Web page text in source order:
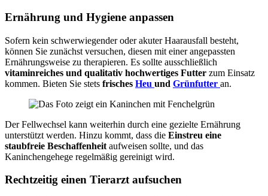
Ernährung und Hygiene anpassen
Sofern kein schwerwiegender oder akuter Haarausfall besteht,
können Sie zunächst versuchen, diesen mit einer angepassten
Ernährungsweise zu therapieren. Es sollte ausschließlich
vitaminreiches und qualitativ hochwertiges Futter zum Einsatz
kommen. Bieten Sie stets frisches Heu und Grünfutter an.
Der Fellwechsel kann weiterhin durch eine gezielte Ernährung
unterstützt werden. Hinzu kommt, dass die Einstreu eine
staubfreie Beschaffenheit aufweisen sollte, und das
Kaninchengehege regelmäßig gereinigt wird.
Rechtzeitig einen Tierarzt aufsuchen